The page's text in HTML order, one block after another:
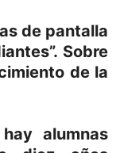
de pantalla
Sobre
de la
alumnas